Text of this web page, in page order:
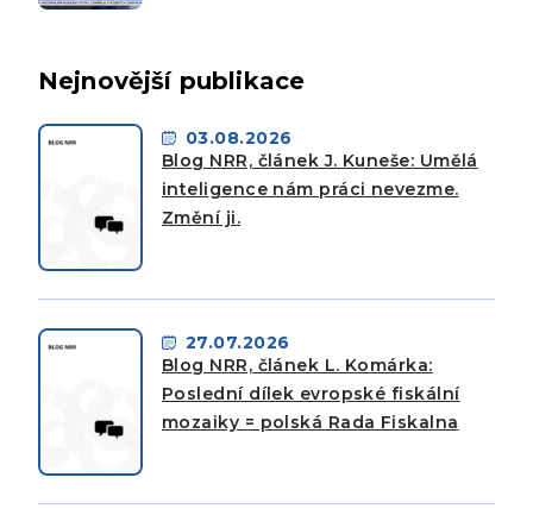
Nejnovější publikace
03.08.2026
Blog NRR, článek J. Kuneše: Umělá
inteligence nám práci nevezme.
Změní ji.
27.07.2026
Blog NRR, článek L. Komárka:
Poslední dílek evropské fiskální
mozaiky = polská Rada Fiskalna